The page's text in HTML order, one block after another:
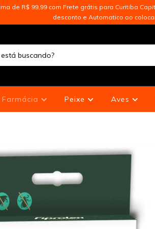
de R$ 99,99 com Frete grátis para Curitiba
desconto e Automatico ao
Farmácia Peixe Aves